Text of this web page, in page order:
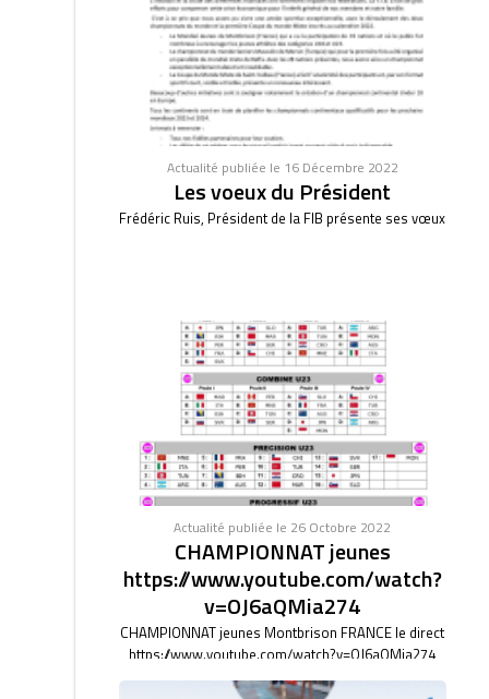
Actualité publiée le 16 Décembre 2022
Les voeux du Président
Frédéric Ruis, Président de la FIB présente ses vœux
Actualité publiée le 26 Octobre 2022
CHAMPIONNAT jeunes
https://www.youtube.com/watch?
v=OJ6aQMia274
CHAMPIONNAT jeunes Montbrison FRANCE le direct
https://www.youtube.com/watch?v=OJ6aQMia274